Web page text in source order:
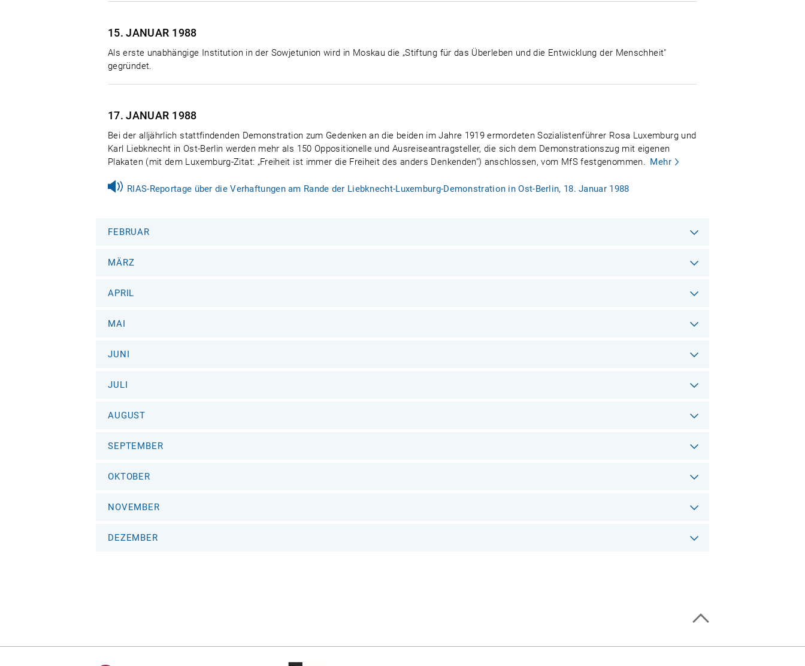
15. JANUAR 1988
Als erste unabhängige Institution in der Sowjetunion wird in Moskau die „Stiftung für das Überleben und die Entwicklung der Menschheit"
gegründet.
17. JANUAR 1988
Bei der alljährlich stattfindenden Demonstration zum Gedenken an die beiden im Jahre 1919 ermordeten Sozialistenführer Rosa Luxemburg und
Karl Liebknecht in Ost-Berlin werden mehr als 150 Oppositionelle und Ausreiseantragsteller, die sich dem Demonstrationszug mit eigenen
Plakaten (mit dem Luxemburg-Zitat: „Freiheit ist immer die Freiheit des anders Denkenden") anschlossen, vom MfS festgenommen. Mehr
RIAS-Reportage über die Verhaftungen am Rande der Liebknecht-Luxemburg-Demonstration in Ost-Berlin, 18. Januar 1988
FEBRUAR
MÄRZ
APRIL
MAI
JUNI
JULI
AUGUST
SEPTEMBER
OKTOBER
NOVEMBER
DEZEMBER